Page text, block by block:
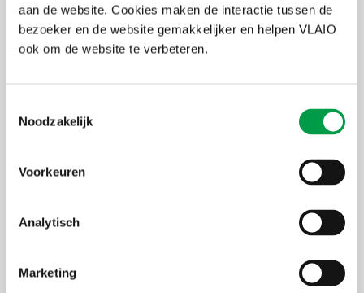
aan de website. Cookies maken de interactie tussen de
bezoeker en de website gemakkelijker en helpen VLAIO
ook om de website te verbeteren.
Noodzakelijk
Voorkeuren
Analytisch
Marketing
Praktisch
Alle deelnemers, medewerkers en experten aan dit traject
Alle deelnemers, medewerkers en experten aan dit traject
geen kmo-portefeuille van toepassing